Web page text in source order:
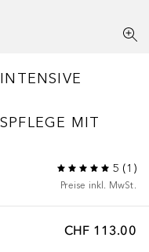
MIT
5 (1 )
Preise inkl. MwSt.
CHF 113.00